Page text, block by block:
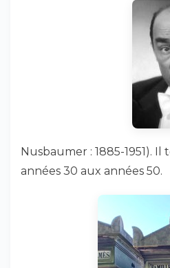
Nusbaumer : 1885-1951).
années 30 aux années 50.